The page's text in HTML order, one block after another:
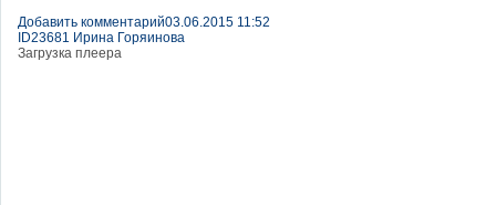
Добавить комментарий03.06.2015 11:52
ID23681 Ирина Горяинова
Загрузка плеера